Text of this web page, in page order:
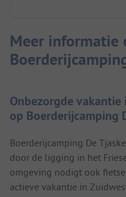
Meer informatie
Onbezorgde
op Boerderijcamping
Boerderijcamping De
door de ligging in het
omgeving nodigt ook
actieve vakantie in